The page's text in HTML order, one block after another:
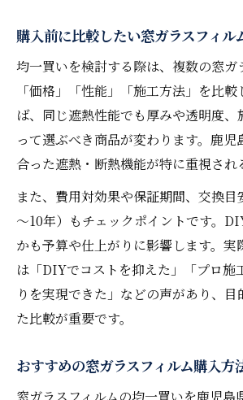
窓ガラスフィルムの施工方法
め
DIY派にもおすすめの窓ガラス
DIYで窓ガラスフィルムを貼
ツ
初心者でも安心な窓ガラスフ
手順
DIY施工時の窓ガラスフィ
説
自分で貼れる窓ガラスフィ
とは
均一買いでDIYコストを抑え
購入前に比較したい窓ガラスフィル
均一買いを検討する際は、複数の窓ガ
「価格」「性能」「施工方法」を比
ば、同じ遮熱性能でも厚みや透明度、
って選ぶべき商品が変わります。鹿児
合った遮熱・断熱機能が特に重視され
また、費用対効果や保証期間、交換目
～10年）もチェックポイントです。
かも予算や仕上がりに影響します。実
は「DIYでコストを抑えた」「プロ施
りを実現できた」などの声があり、
た比較が重要です。
おすすめの窓ガラスフィルム購入方